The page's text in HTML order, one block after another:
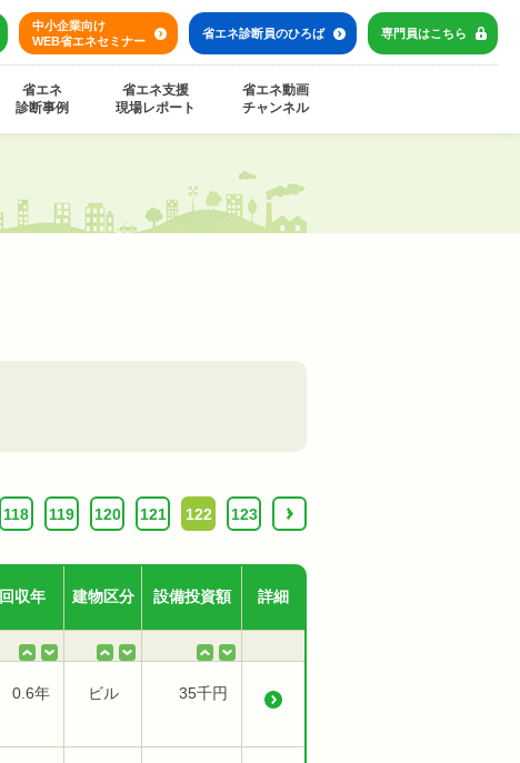
中小企業向け
WEB省エネセミナー
省エネ診断員のひろば 専門員はこちら
省エネ
診断事例
省エネ支援
現場レポート
省エネ動画
チャンネル
118 119 120 121 122 123 ›
回収年 建物区分 設備投資額 詳細
0.6年 ビル 35千円